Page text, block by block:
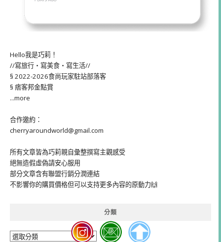
Hello我是巧莉！
//寫旅行・寫美食・寫生活//
§ 2022-2026食尚玩家駐站部落客
§ 痞客邦金點賞
...more
合作邀約：
cherryaroundworld@gmail.com
所有文章皆為巧莉親自彙整撰寫主觀感受
絕無造假虛偽請安心服用
部分文章含有聯盟行銷分潤連結
不影響你的購買價格但可以支持更多內容的原動力🙌
分類
分